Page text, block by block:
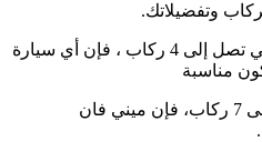
وتفضيلاتك.
بالنسبة للمجموعات الصغيرة التي تصل إلى 4 ركاب ، فإن أي سيارة
مناسبة
بالنسبة للمجموعات التي تصل إلى 7 ركاب، فإن ميني فان